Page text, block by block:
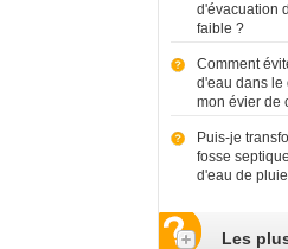
d'évacuation
faible ?
Comment
d'eau dans le
mon évier de
Puis-je
fosse
d'eau de
Les